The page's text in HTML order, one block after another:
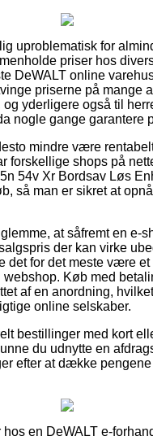
uproblematisk for
priser hos
DeWALT online
priserne på mange
yderligere også til
nogle gange garantere
mindre være
forskellige shops på
54v Xr Bordsav Løs
så man er sikret at
at såfremt en e-
der kan virke
det for det meste være et
Køb med
af en anordning,
online selskaber.
bestillinger med kort
du udnytte en
efter at dække pengene
en DeWALT e-